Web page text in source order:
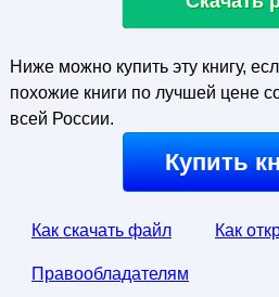
Ниже можно купить эту книгу,
похожие книги по лучшей цене
всей России.
Купить
Как скачать файл Как
Правообладателям